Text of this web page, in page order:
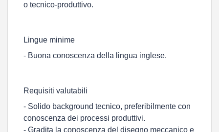
o tecnico-produttivo.
Lingue minime
- Buona conoscenza della lingua inglese.
Requisiti valutabili
- Solido background tecnico, preferibilmente con
conoscenza dei processi produttivi.
- Gradita la conoscenza del disegno meccanico e